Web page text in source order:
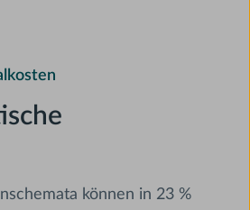
können in 23 %